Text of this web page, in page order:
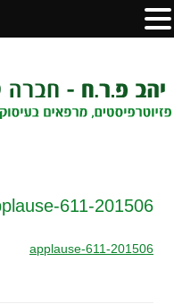
201506-applause-611
201506-applause-611